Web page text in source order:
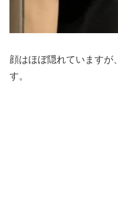
顔はほぼ隠れていますが
す。